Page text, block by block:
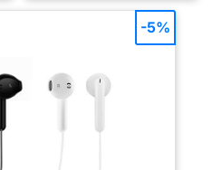
détails musicaux. 【Appels】Le
système à deux micros avec IA
antibruit supprime les bruits
significativement la clarté des
communications. 【Autonomie】
Jusqu’à 37 heures d’écoute
suffisant pour tous vos besoins
-5%